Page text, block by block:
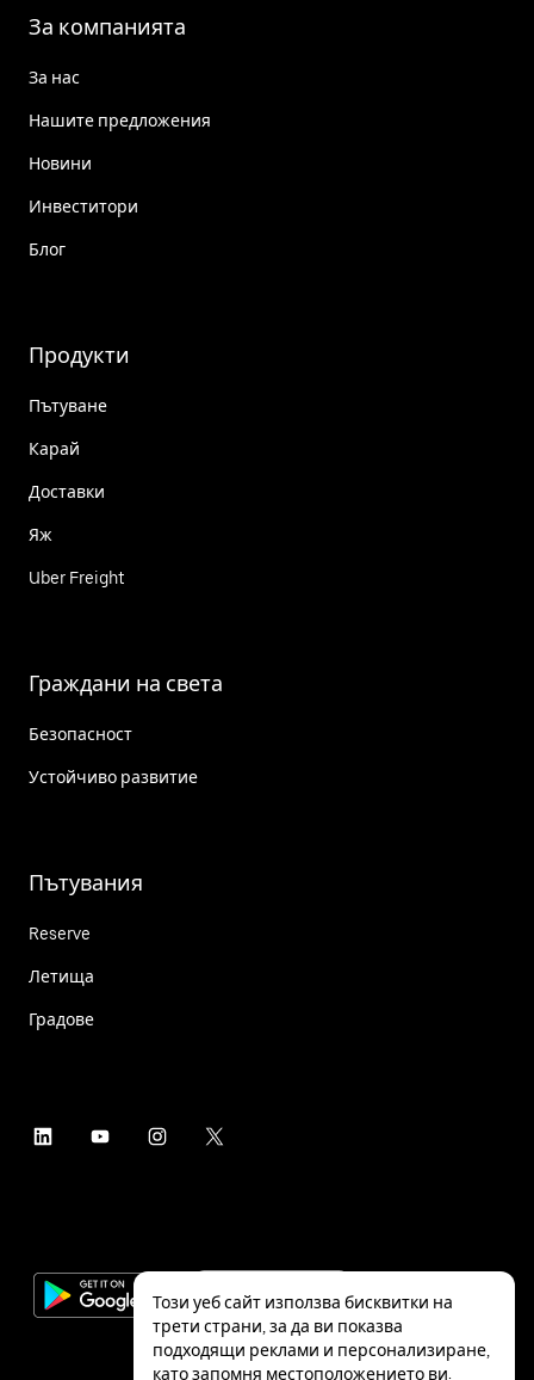
За компанията
За нас
Нашите предложения
Новини
Инвеститори
Блог
Продукти
Пътуване
Карай
Доставки
Яж
Uber Freight
Граждани на света
Безопасност
Устойчиво развитие
Пътувания
Reserve
Летища
Градове
Този уеб сайт използва бисквитки на
трети страни, за да ви показва
подходящи реклами и персонализиране,
като запомня местоположението ви.